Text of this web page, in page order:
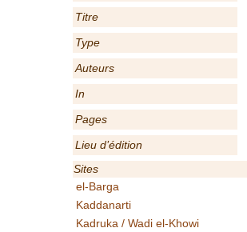
Titre
Type
Auteurs
In
Pages
Lieu d’édition
Sites
el-Barga
Kaddanarti
Kadruka / Wadi el-Khowi